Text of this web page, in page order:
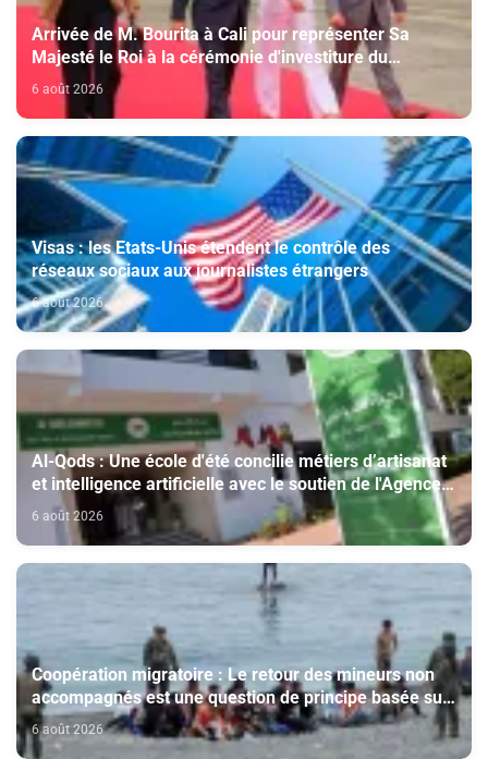
Arrivée de M. Bourita à Cali pour représenter Sa
Majesté le Roi à la cérémonie d'investiture du
nouveau président colombien
6 août 2026
Visas : les Etats-Unis étendent le contrôle des
réseaux sociaux aux journalistes étrangers
6 août 2026
Al-Qods : Une école d'été concilie métiers d’artisanat
et intelligence artificielle avec le soutien de l'Agence
Bayt Mal Al-Qods Acharif
6 août 2026
Coopération migratoire : Le retour des mineurs non
accompagnés est une question de principe basée sur
les Hautes Instructions Royales (source diplomatique)
6 août 2026